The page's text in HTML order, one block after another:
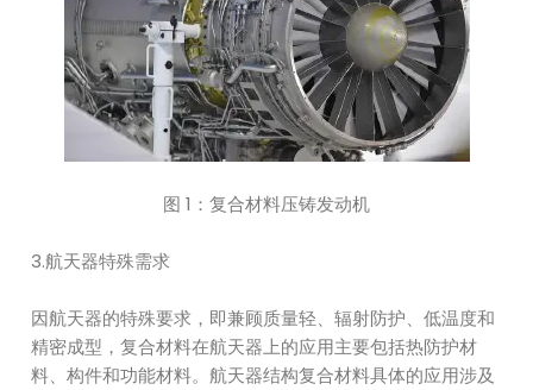
图 1：复合材料压铸发动机
3.航天器特殊需求
因航天器的特殊要求，即兼顾质量轻、辐射防护、低温度和
精密成型，复合材料在航天器上的应用主要包括热防护材
料、构件和功能材料。航天器结构复合材料具体的应用涉及